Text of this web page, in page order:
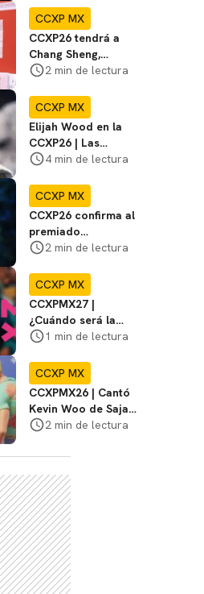
Artists' Valley
CCXP MX
CCXP26 tendrá a
Chang Sheng,
mangaka
títulos como Baby y
Yan
2 min de lectura
CCXP MX
Elijah Wood en la
CCXP26 | Las
mejores películas y
Señor de los Anillos
4 min de lectura
CCXP MX
CCXP26 confirma al
premiado
historietista Mark
2 min de lectura
CCXP MX
CCXPMX27 |
¿Cuándo será la
edición del 2027?
1 min de lectura
CCXP MX
CCXPMX26 | Cantó
Kevin Woo de Saja
Boys de K-Pop
2 min de lectura